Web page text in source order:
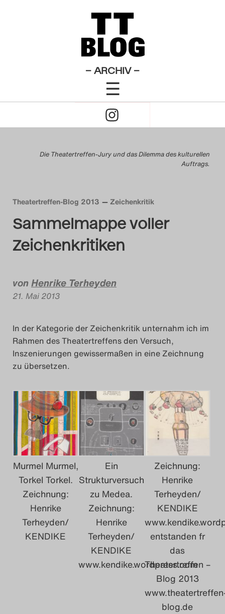
– ARCHIV –
☰
Click
to
Open
2009
Das Theatertreffen-
2010
Das Theatertreffen-Blog
2012
2013
Das Theatertreffen-
2014
Das Theatertreffen-
2015
Das Theatertreffen-
2016
Das Theatertreffen-
Das Theatertreffen-
2018
Das Theatertreffen-
2018 Alumni
Das Theatertreffen-
2019
Das Theatertreffen-
2020
Das Theatertreffen-
Die Theatertreffen-Jury und das Dilemma des kulturellen
Auftrags.
Theatertreffen-Blog 2013 Zeichenkritik
Sammelmappe voller
Zeichenkritiken
vonHenrike Terheyden
21. Mai 2013
In der Kategorie der Zeichenkritik unternahm ich im
Rahmen des Theatertreffens den Versuch,
Inszenierungen gewissermaßen in eine Zeichnung
zu übersetzen.
Murmel Murmel,
Torkel Torkel.
Zeichnung:
Henrike
Terheyden/
KENDIKE
Ein
Strukturversuch
zu Medea.
Zeichnung:
Henrike
Terheyden/
KENDIKE
www.kendike.wordpress.com
Zeichnung:
Henrike
Terheyden/
KENDIKE
entstanden fr
das
Theatertreffen –
Blog 2013
blog.de